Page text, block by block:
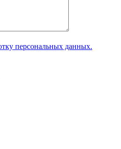
персональных данных.